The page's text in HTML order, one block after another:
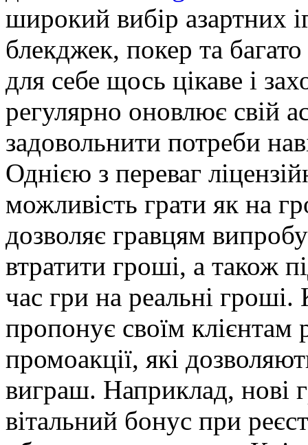
широкий вибір азартних
блекджек, покер та
для себе щось цікаве і
регулярно оновлює свій
задовольнити потреби
Однією з переваг
можливість грати як на
дозволяє гравцям
втратити гроші, а також
час гри на реальні
пропонує своїм клієнтам
промоакції, які
виграш. Наприклад, нові
вітальний бонус при